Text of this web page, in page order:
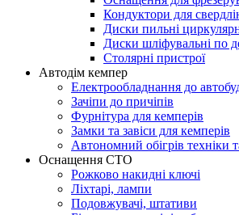
Кондуктори для
Диски пильні
Диски шліфувальні по
Столярні пристрої
Автодім кемпер
Електрообладнання до
Зачіпи до причіпів
Фурнітура для кемперів
Замки та завіси для кемперів
Автономний обігрів техніки
Оснащення СТО
Рожково накидні ключі
Ліхтарі, лампи
Подовжувачі, штативи